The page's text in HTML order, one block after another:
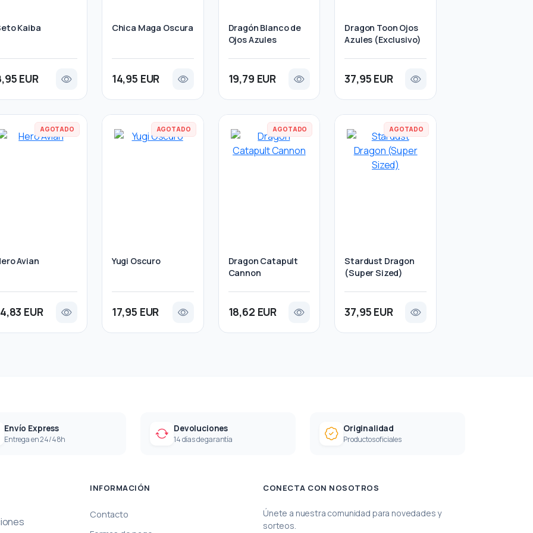
Kaiba
EUR
Chica Maga Oscura
14,95 EUR
Dragón Blanco de
Ojos Azules
19,79 EUR
Dragon Toon Ojos
Azules (Exclusivo)
37,95 EUR
AGOTADO
Avian
EUR
AGOTADO
Yugi Oscuro
17,95 EUR
AGOTADO
Dragon Catapult
Cannon
18,62 EUR
AGOTADO
Stardust Dragon
(Super Sized)
37,95 EUR
Envío Express
Entrega en 24/48h
Devoluciones
14 días de garantía
Originalidad
Productos oficiales
INFORMACIÓN
Contacto
CONECTA CON NOSOTROS
Únete a nuestra comunidad para novedades y
sorteos.